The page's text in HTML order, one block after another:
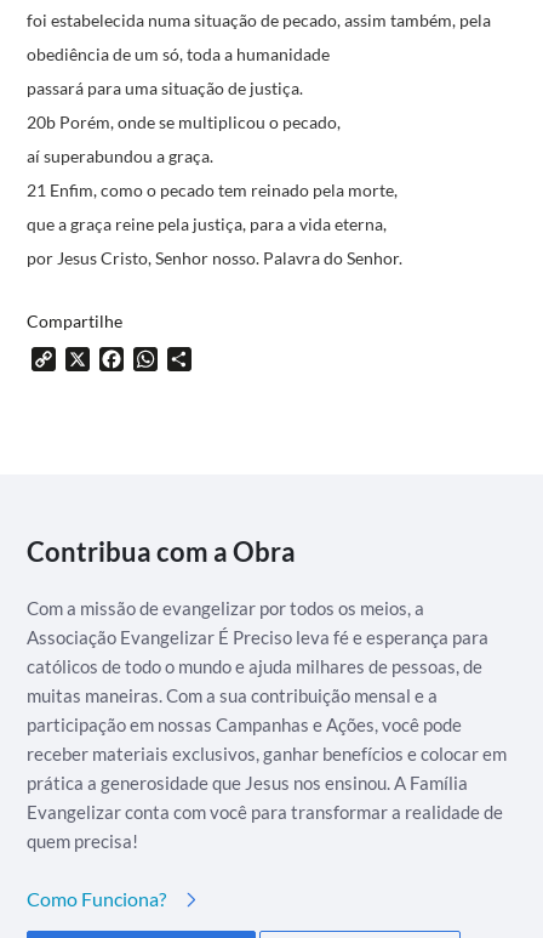
foi estabelecida numa situação de pecado,assim também, pela
obediência de um só,toda a humanidade
passará para uma situação de justiça.
20b Porém, onde se multiplicou o pecado,
aí superabundou a graça.
21 Enfim, como o pecado tem reinado pela morte,
que a graça reine pela justiça, para a vida eterna,
por Jesus Cristo, Senhor nosso. Palavra do Senhor.
Compartilhe
Copy X FacebookWhatsApp
Contribua com a Obra
Com a missão de evangelizar por todos os meios, a
Associação Evangelizar É Preciso leva fé e esperança para
católicos de todo o mundo e ajuda milhares de pessoas, de
muitas maneiras. Com a sua contribuição mensal e a
participação em nossas Campanhas e Ações, você pode
receber materiais exclusivos, ganhar benefícios e colocar em
prática a generosidade que Jesus nos ensinou. A Família
Evangelizar conta com você para transformar a realidade de
quem precisa!
Como Funciona?